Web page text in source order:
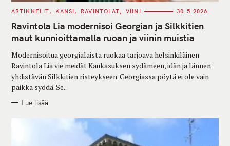
C
T
E
G
O
I
S
ARTIKKELIT KANSI RAVINTOLAT VIINI 30.5.2026
Ravintola Lia modernisoi Georgian ja Silkkitien
maut kunnioittamalla ruoan ja viinin muistia
Modernisoitua georgialaista ruokaa tarjoava helsinkiläinen
Ravintola Lia vie meidät Kaukasuksen sydämeen, idän ja lännen
yhdistävän Silkkitien risteykseen. Georgiassa pöytä ei ole vain
paikka syödä. Se..
Lue lisää